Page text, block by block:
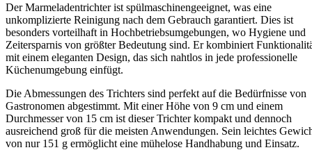
Der Marmeladentrichter ist spülmaschinengeeignet, was eine
unkomplizierte Reinigung nach dem Gebrauch garantiert. Dies ist
besonders vorteilhaft in Hochbetriebsumgebungen, wo Hygiene und
Zeitersparnis von größter Bedeutung sind. Er kombiniert
mit einem eleganten Design, das sich nahtlos in jede professionelle
Küchenumgebung einfügt.
Die Abmessungen des Trichters sind perfekt auf die Bedürfnisse von
Gastronomen abgestimmt. Mit einer Höhe von 9 cm und einem
Durchmesser von 15 cm ist dieser Trichter kompakt und dennoch
ausreichend groß für die meisten Anwendungen. Sein leichtes
von nur 151 g ermöglicht eine mühelose Handhabung und Einsatz.